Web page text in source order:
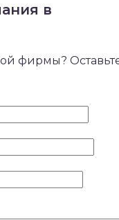
в
фирмы?